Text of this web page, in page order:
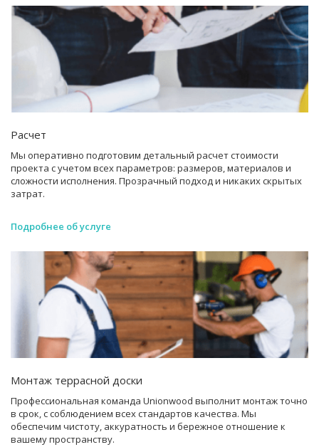
Расчет
Мы оперативно подготовим детальный расчет стоимости
проекта с учетом всех параметров: размеров, материалов и
сложности исполнения. Прозрачный подход и никаких скрытых
затрат.
Подробнее об услуге
Монтаж террасной доски
Профессиональная команда Unionwood выполнит монтаж точно
в срок, с соблюдением всех стандартов качества. Мы
обеспечим чистоту, аккуратность и бережное отношение к
вашему пространству.